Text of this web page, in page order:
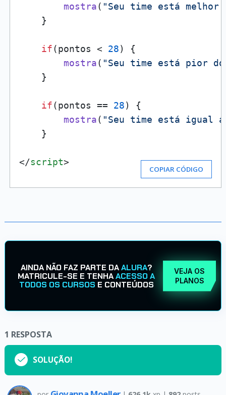
mostra( "Seu time está melhor
    }
if(pontos < 28) {
mostra( "Seu time está pior
    }
if(pontos == 28) {
mostra( "Seu time está igual
    }
</script>
COPIAR CÓDIGO
AINDA NÃO FAZ PARTE DAALURA?
MATRICULE-SE E TENHAACESSO A
TODOS OS CURSOS E CONTEÚDOS
VEJA OS
PLANOS
1 RESPOSTA
SOLUÇÃO!